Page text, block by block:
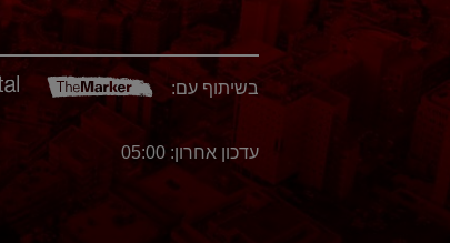
בשיתוף עם:
עדכון אחרון: 05:00